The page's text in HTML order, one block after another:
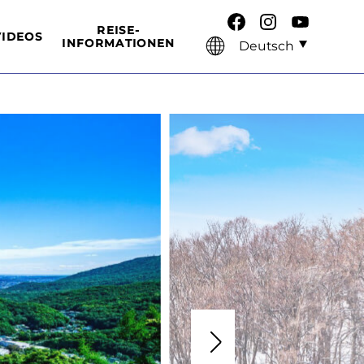
Deutsch
REISE-
INFORMATIONEN